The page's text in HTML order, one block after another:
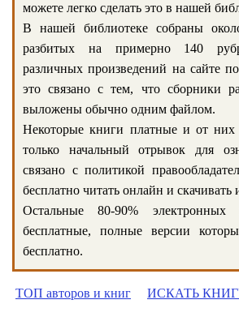
можете легко сделать это в нашей
В нашей библиотеке собраны
разбитых на примерно 140
различных произведений на сайте
это связано с тем, что сборники
выложены обычно одним файлом.
Некоторые книги платные и от них
только начальный отрывок для
связано с политикой
бесплатно читать онлайн и скачивать
Остальные 80-90% электронных
бесплатные, полные версии
бесплатно.
ТОП авторов и книг ИСКАТЬ